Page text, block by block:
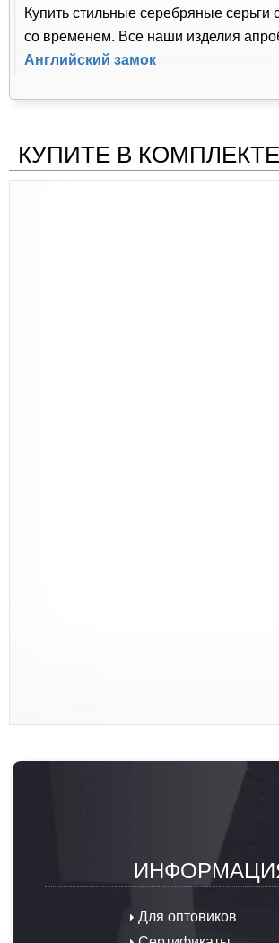
Купить стильные серебряные
со временем. Все наши изделия
Английский замок
КУПИТЕ В КОМПЛЕКТЕ
Для оптовиков